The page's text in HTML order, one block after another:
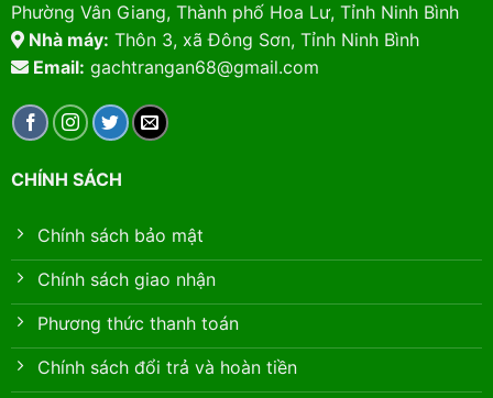
Phường Vân Giang, Thành phố Hoa Lư, Tỉnh Ninh Bình
Nhà máy: Thôn 3, xã Đông Sơn, Tỉnh Ninh Bình
Email: gachtrangan68@gmail.com
CHÍNH SÁCH
Chính sách bảo mật
Chính sách giao nhận
Phương thức thanh toán
Chính sách đổi trả và hoàn tiền